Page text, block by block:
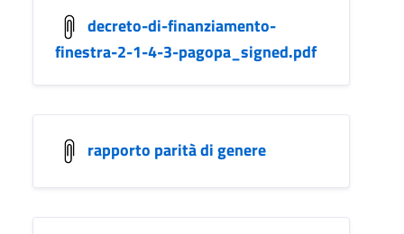
decreto-di-finanziamento-
finestra-2-1-4-3-pagopa_signed.pdf
rapporto parità di genere